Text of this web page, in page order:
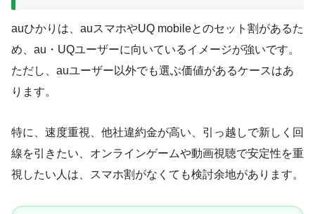
auひかりは、auスマホやUQ mobileとのセット割があるた
め、au・UQユーザーに向いているイメージが強いです。
ただし、auユーザー以外でも選ぶ価値があるケースはあ
ります。
特に、速度重視、他社違約金が高い、引っ越しで新しく回
線を引きたい、オンラインゲームや動画視聴で安定性を重
視したい人は、スマホ割がなくても検討余地があります。